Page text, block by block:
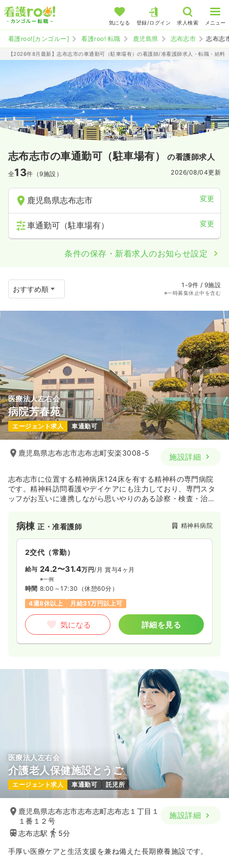
気になる 登録/ログイン 求人検索 メニュー
看護roo![カンゴルー] 看護roo! 転職 鹿児島県 志布志市 志布志
【2026年8月最新】志布志市の車通勤可（駐車場有）の看護師/准看護師求人・転職・給料
志布志市の車通勤可（駐車場有） の看護師求人
全13件（9施設） 2026/08/04更新
鹿児島県志布志市 変更
車通勤可（駐車場有） 変更
条件の保存・新着求人のお知らせ設定
1-9件 / 9施設
※一時募集休止中を含む
医療法人左右会
病院芳春苑
エージェント求人 車通勤可
鹿児島県志布志市志布志町安楽3008-5 施設詳細
志布志市に位置する精神病床124床を有する精神科の専門病院
です。精神科訪問看護やデイケアにも注力しており、専門スタ
ッフがお互いに連携しながら思いやりのある診察・検査・治療
病棟正・准看護師 精神科病院
2交代（常勤）
給与 24.2〜31.4万円/月 賞与4ヶ月
※一例
時間 8:00～17:30 （休憩60分）
4週8休以上
月給31万円以上可
気になる 詳細を見る
医療法人左右会
介護老人保健施設とうご
エージェント求人 車通勤可 託児所
鹿児島県志布志市志布志町志布志１丁目１
１番１２号
志布志駅
5分
施設詳細
手厚い医療ケアと生活支援を兼ね備えた長期療養施設です。